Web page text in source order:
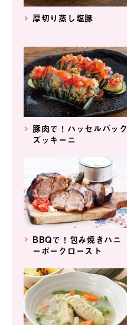
厚切り蒸し塩豚
豚肉で！ハッセルバック
ズッキーニ
BBQで！包み焼きハニ
ーポークロースト